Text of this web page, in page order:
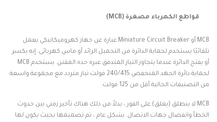
قواطع الكهرباء مصغرة (MCB)
MCB أو Miniature Circuit Breaker عبارة عن جهاز كهروميكانيكي يعمل
تلقائيًا يستخدم لحماية الدائرة من التحميل الزائد أو ماس كهربائى. إنه يكسر
أو يفتح الدائرة عندما يتجاوز التيار المتدفق عبره حده المقنن. يستخدم MCB
لحماية دائرة الجهد المنخفض 240/415 فولت تيار متردد مع مجموعة واسعة
من التصنيفات الحالية أقل من 125 فولت.
MCB لا ينطلق (يغلق) على الفور ، بدلاً من ذلك هناك تأخير زمني بين حدوث
الخطأ وانفصال جهات الاتصال. بشكل عام ، تم تصميمها بحيث يكون لها